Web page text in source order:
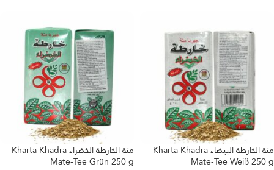
متة الخارطة البيضاء Kharta Khadra
Mate-Tee Weiß 250 g
متة الخارطة الخضراء Kharta Khadra
Mate-Tee Grün 250 g